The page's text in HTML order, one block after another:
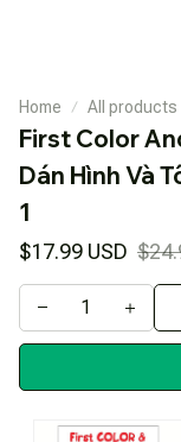
Home All products
First Color
Dán Hình Và
1
$17.99 USD